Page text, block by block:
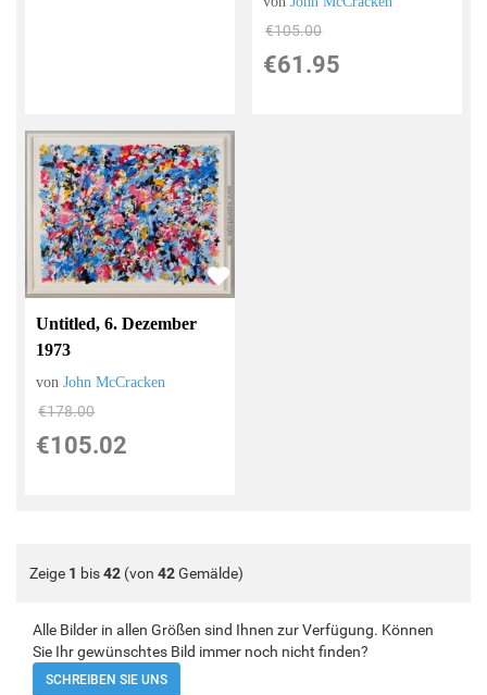
€105.00
€61.95
Untitled, 6. Dezember
1973
vonJohn McCracken
€178.00
€105.02
Zeige 1 bis42 (von 42Gemälde)
Alle Bilder in allen Größen sind Ihnen zur Verfügung. Können
Sie Ihr gewünschtes Bild immer noch nicht finden?
SCHREIBEN SIE UNS